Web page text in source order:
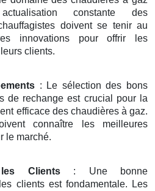
constante des
doivent se tenir au
innovations pour offrir les
clients.
: Le sélection des bons
de rechange est crucial pour la
efficace des chaudières à gaz.
connaître les meilleures
le marché.
Clients: Une bonne
clients est fondamentale. Les